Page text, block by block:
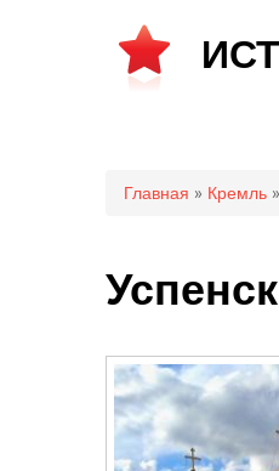
Вы здесь
Главная » Кремль